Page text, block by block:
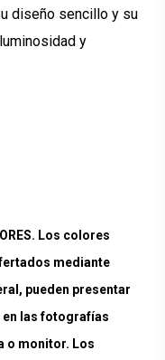
diseño sencillo y su
y
Los colores
mediante
pueden presentar
las fotografías
o monitor. Los